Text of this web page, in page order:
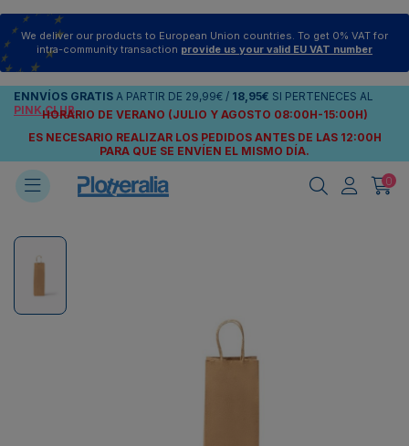
We deliver our products to European Union countries. To get 0% VAT for
intra-community transaction provide us your valid EU VAT number
ENNVÍOS GRATIS A PARTIR DE 29,99€ / 18,95€ SI PERTENECES AL
PINK CLUB
HORARIO DE VERANO (JULIO Y AGOSTO 08:00H-15:00H)
ES NECESARIO REALIZAR LOS PEDIDOS ANTES DE LAS 12:00H
PARA QUE SE ENVÍEN EL MISMO DÍA.
0